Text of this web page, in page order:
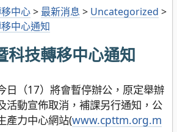
中心> 最新消息 > Uncategorized >
中心通知
科技轉移中心通知
日（17）將會暫停辦公，原定舉辦
活動宣佈取消，補課另行通知，公
產力中心網站(www.cpttm.org.m